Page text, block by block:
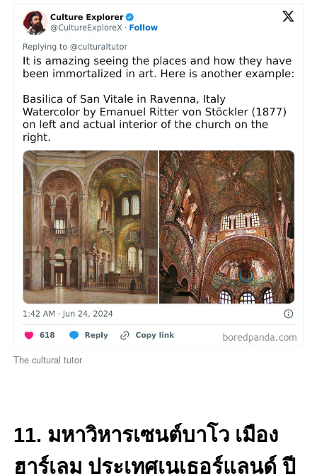
The cultural tutor
11. มหาวิหารเซนต์บาโว เมือง
ฮาร์เลม ประเทศเนเธอร์แลนด์ ปี